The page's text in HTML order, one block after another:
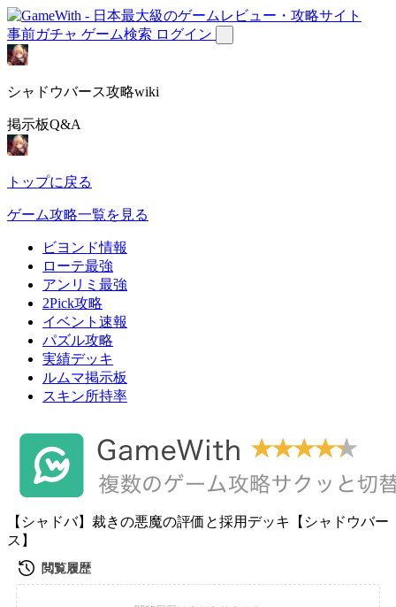
事前ガチャ ゲーム検索 ログイン
シャドウバース攻略wiki
掲示板Q&A
トップに戻る
ゲーム攻略一覧を見る
ビヨンド情報
ローテ最強
アンリミ最強
2Pick攻略
イベント速報
パズル攻略
実績デッキ
ルムマ掲示板
スキン所持率
【シャドバ】裁きの悪魔の評価と採用デッキ【シャドウバー
ス】